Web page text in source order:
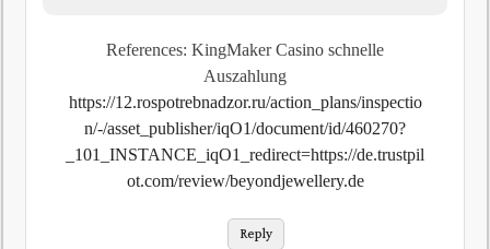
References: KingMaker Casino schnelle
Auszahlung
https://12.rospotrebnadzor.ru/action_plans/inspectio
n/-/asset_publisher/iqO1/document/id/460270?
_101_INSTANCE_iqO1_redirect=https://de.trustpil
ot.com/review/beyondjewellery.de
Reply